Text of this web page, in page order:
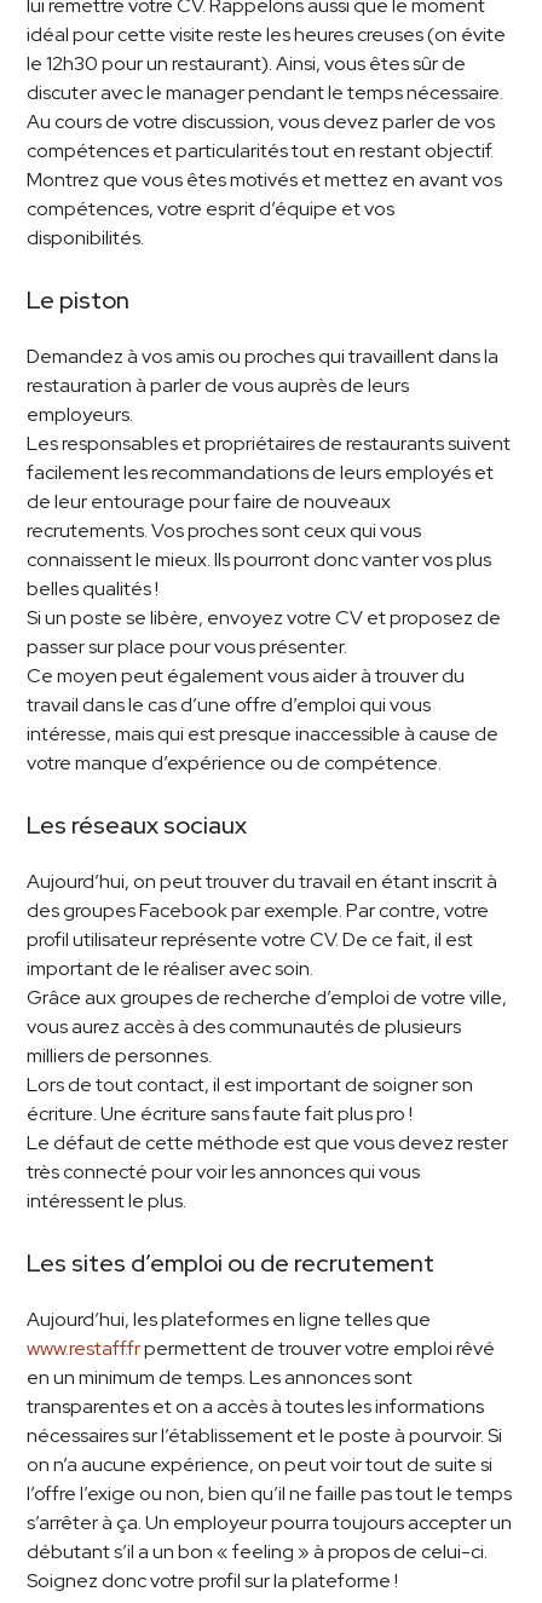
lui remettre votre CV. Rappelons aussi que le moment
idéal pour cette visite reste les heures creuses (on évite
le 12h30 pour un restaurant). Ainsi, vous êtes sûr de
discuter avec le manager pendant le temps nécessaire.
Au cours de votre discussion, vous devez parler de vos
compétences et particularités tout en restant objectif.
Montrez que vous êtes motivés et mettez en avant vos
compétences, votre esprit d’équipe et vos
disponibilités.
Le piston
Demandez à vos amis ou proches qui travaillent dans la
restauration à parler de vous auprès de leurs
employeurs.
Les responsables et propriétaires de restaurants suivent
facilement les recommandations de leurs employés et
de leur entourage pour faire de nouveaux
recrutements. Vos proches sont ceux qui vous
connaissent le mieux. Ils pourront donc vanter vos plus
belles qualités !
Si un poste se libère, envoyez votre CV et proposez de
passer sur place pour vous présenter.
Ce moyen peut également vous aider à trouver du
travail dans le cas d’une offre d’emploi qui vous
intéresse, mais qui est presque inaccessible à cause de
votre manque d’expérience ou de compétence.
Les réseaux sociaux
Aujourd’hui, on peut trouver du travail en étant inscrit à
des groupes Facebook par exemple. Par contre, votre
profil utilisateur représente votre CV. De ce fait, il est
important de le réaliser avec soin.
Grâce aux groupes de recherche d’emploi de votre ville,
vous aurez accès à des communautés de plusieurs
milliers de personnes.
Lors de tout contact, il est important de soigner son
écriture. Une écriture sans faute fait plus pro !
Le défaut de cette méthode est que vous devez rester
très connecté pour voir les annonces qui vous
intéressent le plus.
Les sites d’emploi ou de recrutement
Aujourd’hui, les plateformes en ligne telles que
www.restaff.frpermettent de trouver votre emploi rêvé
en un minimum de temps. Les annonces sont
transparentes et on a accès à toutes les informations
nécessaires sur l’établissement et le poste à pourvoir. Si
on n’a aucune expérience, on peut voir tout de suite si
l’offre l’exige ou non, bien qu’il ne faille pas tout le temps
s’arrêter à ça. Un employeur pourra toujours accepter un
débutant s’il a un bon « feeling » à propos de celui-ci.
Soignez donc votre profil sur la plateforme !